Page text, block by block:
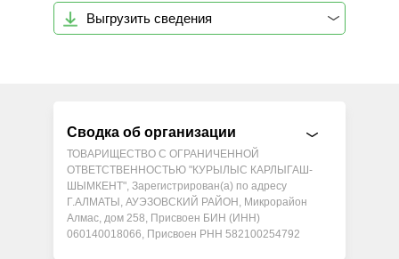
Выгрузить сведения
Сводка об организации
ТОВАРИЩЕСТВО С ОГРАНИЧЕННОЙ
ОТВЕТСТВЕННОСТЬЮ "КУРЫЛЫС КАРЛЫГАШ-
ШЫМКЕНТ", Зарегистрирован(а) по адресу
Г.АЛМАТЫ, АУЭЗОВСКИЙ РАЙОН, Микрорайон
Алмас, дом 258, Присвоен БИН (ИНН)
060140018066, Присвоен РНН 582100254792